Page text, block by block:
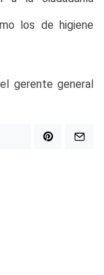
los de higiene
gerente general